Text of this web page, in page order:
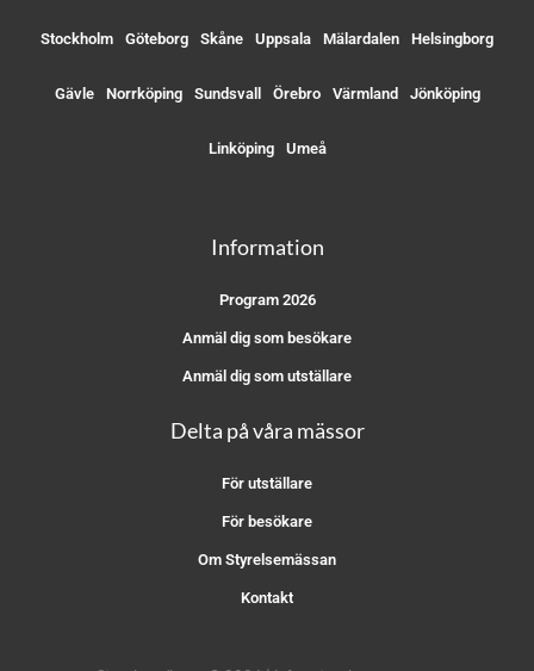
Stockholm Göteborg Skåne Uppsala Mälardalen Helsingborg
Gävle Norrköping Sundsvall Örebro Värmland Jönköping
Linköping Umeå
Information
Program 2026
Anmäl dig som besökare
Anmäl dig som utställare
Delta på våra mässor
För utställare
För besökare
Om Styrelsemässan
Kontakt